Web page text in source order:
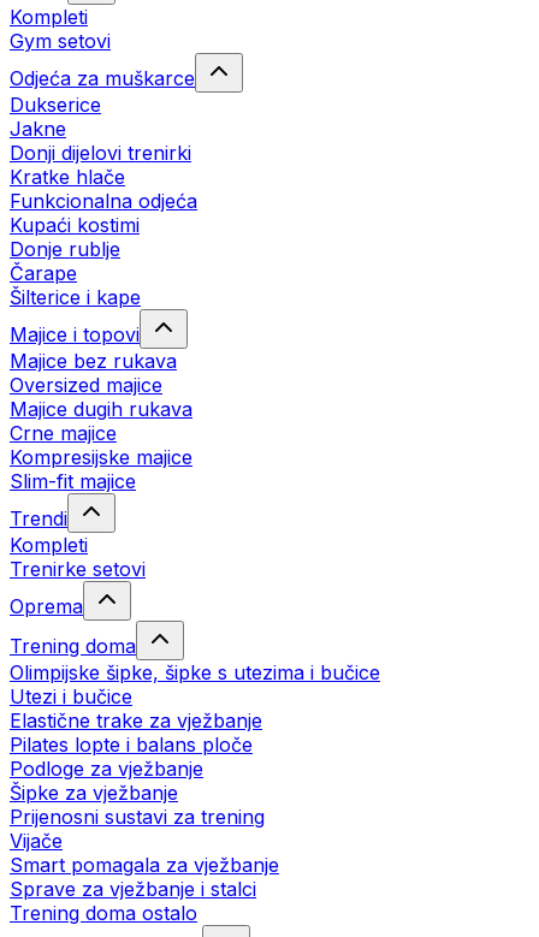
Kompleti
Gym setovi
Odjeća za muškarce
Dukserice
Jakne
Donji dijelovi trenirki
Kratke hlače
Funkcionalna odjeća
Kupaći kostimi
Donje rublje
Čarape
Šilterice i kape
Majice i topovi
Majice bez rukava
Oversized majice
Majice dugih rukava
Crne majice
Kompresijske majice
Slim-fit majice
Trendi
Kompleti
Trenirke setovi
Oprema
Trening doma
Olimpijske šipke, šipke s utezima i bučice
Utezi i bučice
Elastične trake za vježbanje
Pilates lopte i balans ploče
Podloge za vježbanje
Šipke za vježbanje
Prijenosni sustavi za trening
Vijače
Smart pomagala za vježbanje
Sprave za vježbanje i stalci
Trening doma ostalo